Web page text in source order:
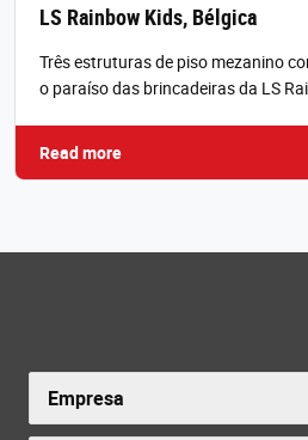
LS Rainbow Kids, Bélgica
Três estruturas de piso mezanino
o paraíso das brincadeiras da LS
Read more
Empresa